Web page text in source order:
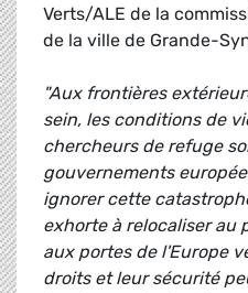
Verts/ALE de la
de la ville de Grande-
"Aux frontières
sein, les conditions de
chercheurs de refuge
gouvernements
ignorer cette
exhorte à relocaliser au
aux portes de l'Europe
droits et leur sécurité